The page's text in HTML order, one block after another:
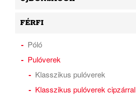
FÉRFI
Póló
Pulóverek
Klasszikus pulóverek
Klasszikus pulóverek cipzárral